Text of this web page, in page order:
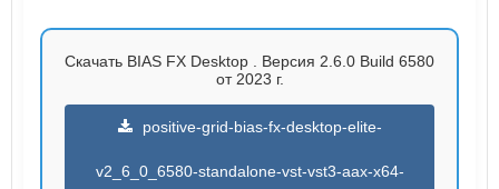
Скачать BIAS FX Desktop . Версия 2.6.0 Build 6580
от 2023 г.
positive-grid-bias-fx-desktop-elite-
v2_6_0_6580-standalone-vst-vst3-aax-x64-